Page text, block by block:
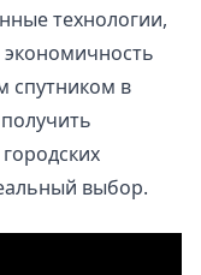
технологии,
спутником в
выбор.